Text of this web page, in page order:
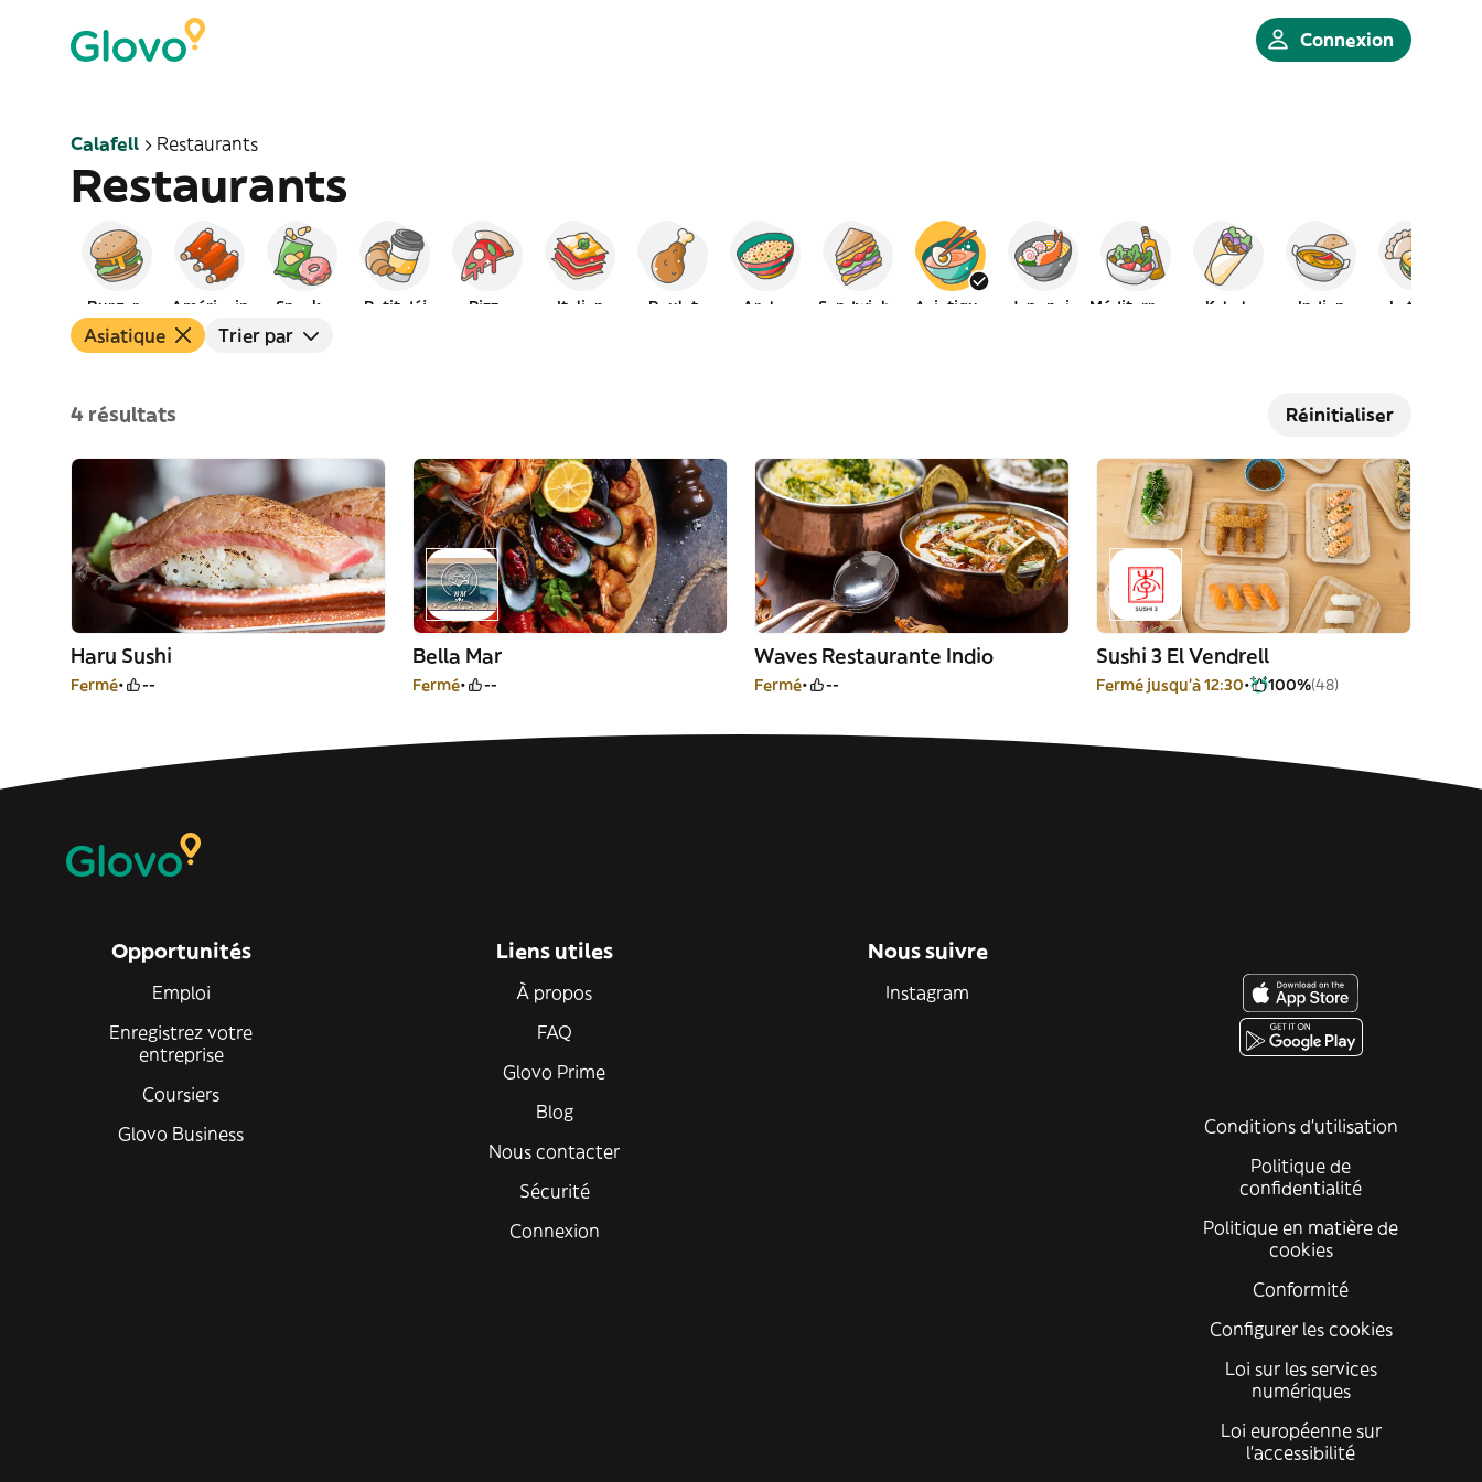
Connexion
Calafell Restaurants
Restaurants
Burgers Américain Snacks Petit déj Pizza Italien Poulet Arabe Sandwichs Asiatique Japonais Kebab Indien Latino
Asiatique Trier par
4 résultats Réinitialiser
Haru Sushi
Fermé --
Bella Mar
Fermé --
Waves Restaurante Indio
Fermé --
Sushi 3 El Vendrell
Fermé jusqu'à 12:30 100%(48)
Opportunités
Emploi
Enregistrez votre
entreprise
Coursiers
Glovo Business
Liens utiles
À propos
FAQ
Glovo Prime
Blog
Nous contacter
Sécurité
Connexion
Nous suivre
Instagram
Conditions d'utilisation
Politique de
confidentialité
Politique en matière de
cookies
Conformité
Configurer les cookies
Loi sur les services
numériques
Loi européenne sur
l’accessibilité